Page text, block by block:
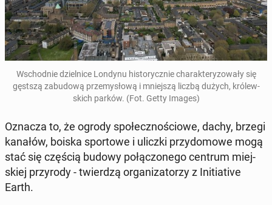
Wschod­nie dziel­ni­ce Londynu hi­sto­rycz­nie cha­rak­te­ry­zo­wa­ły się
gęstszą za­bu­do­wą prze­my­sło­wą i mniej­szą liczbą dużych, kró­lew­
skich parków. (Fot. Getty Images)
Oznacza to, że ogrody spo­łecz­no­ścio­we, dachy, brzegi
kanałów, boiska spor­to­we i uliczki przy­do­mo­we mogą
stać się częścią budowy po­łą­czo­ne­go centrum miej­
skiej przy­ro­dy - twier­dzą or­ga­ni­za­to­rzy z In­i­tia­ti­ve
Earth.